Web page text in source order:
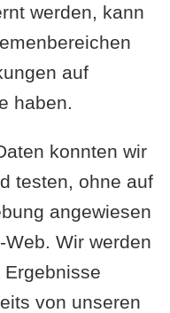
werden, kann
auf
haben.
konnten wir
testen, ohne auf
angewiesen
Wir werden
von unseren